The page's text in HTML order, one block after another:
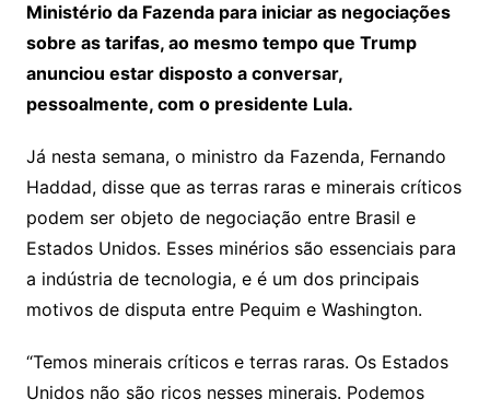
Ministério da Fazenda para iniciar as negociações
sobre as tarifas, ao mesmo tempo que Trump
anunciou estar disposto a conversar,
pessoalmente, com o presidente Lula.
Já nesta semana, o ministro da Fazenda, Fernando
Haddad, disse que as terras raras e minerais críticos
podem ser objeto de negociação entre Brasil e
Estados Unidos. Esses minérios são essenciais para
a indústria de tecnologia, e é um dos principais
motivos de disputa entre Pequim e Washington.
“Temos minerais críticos e terras raras. Os Estados
Unidos não são ricos nesses minerais. Podemos